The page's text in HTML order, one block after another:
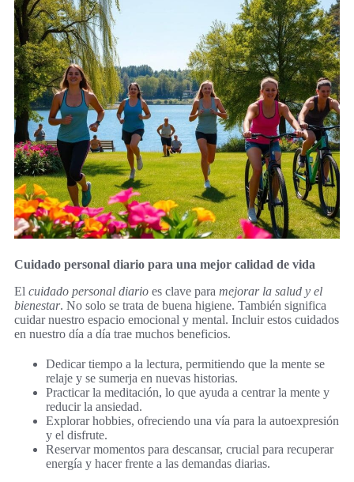
Cuidado personal diario para una mejor calidad de vida
El cuidado personal diario es clave para mejorar la salud y el
bienestar. No solo se trata de buena higiene. También significa
cuidar nuestro espacio emocional y mental. Incluir estos cuidados
en nuestro día a día trae muchos beneficios.
Dedicar tiempo a la lectura, permitiendo que la mente se
relaje y se sumerja en nuevas historias.
Practicar la meditación, lo que ayuda a centrar la mente y
reducir la ansiedad.
Explorar hobbies, ofreciendo una vía para la autoexpresión
y el disfrute.
Reservar momentos para descansar, crucial para recuperar
energía y hacer frente a las demandas diarias.